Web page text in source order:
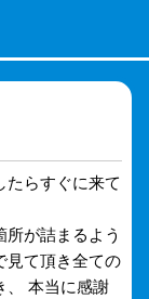
たらすぐに来て
が詰まるよう
見て頂き全ての
、 本当に感謝